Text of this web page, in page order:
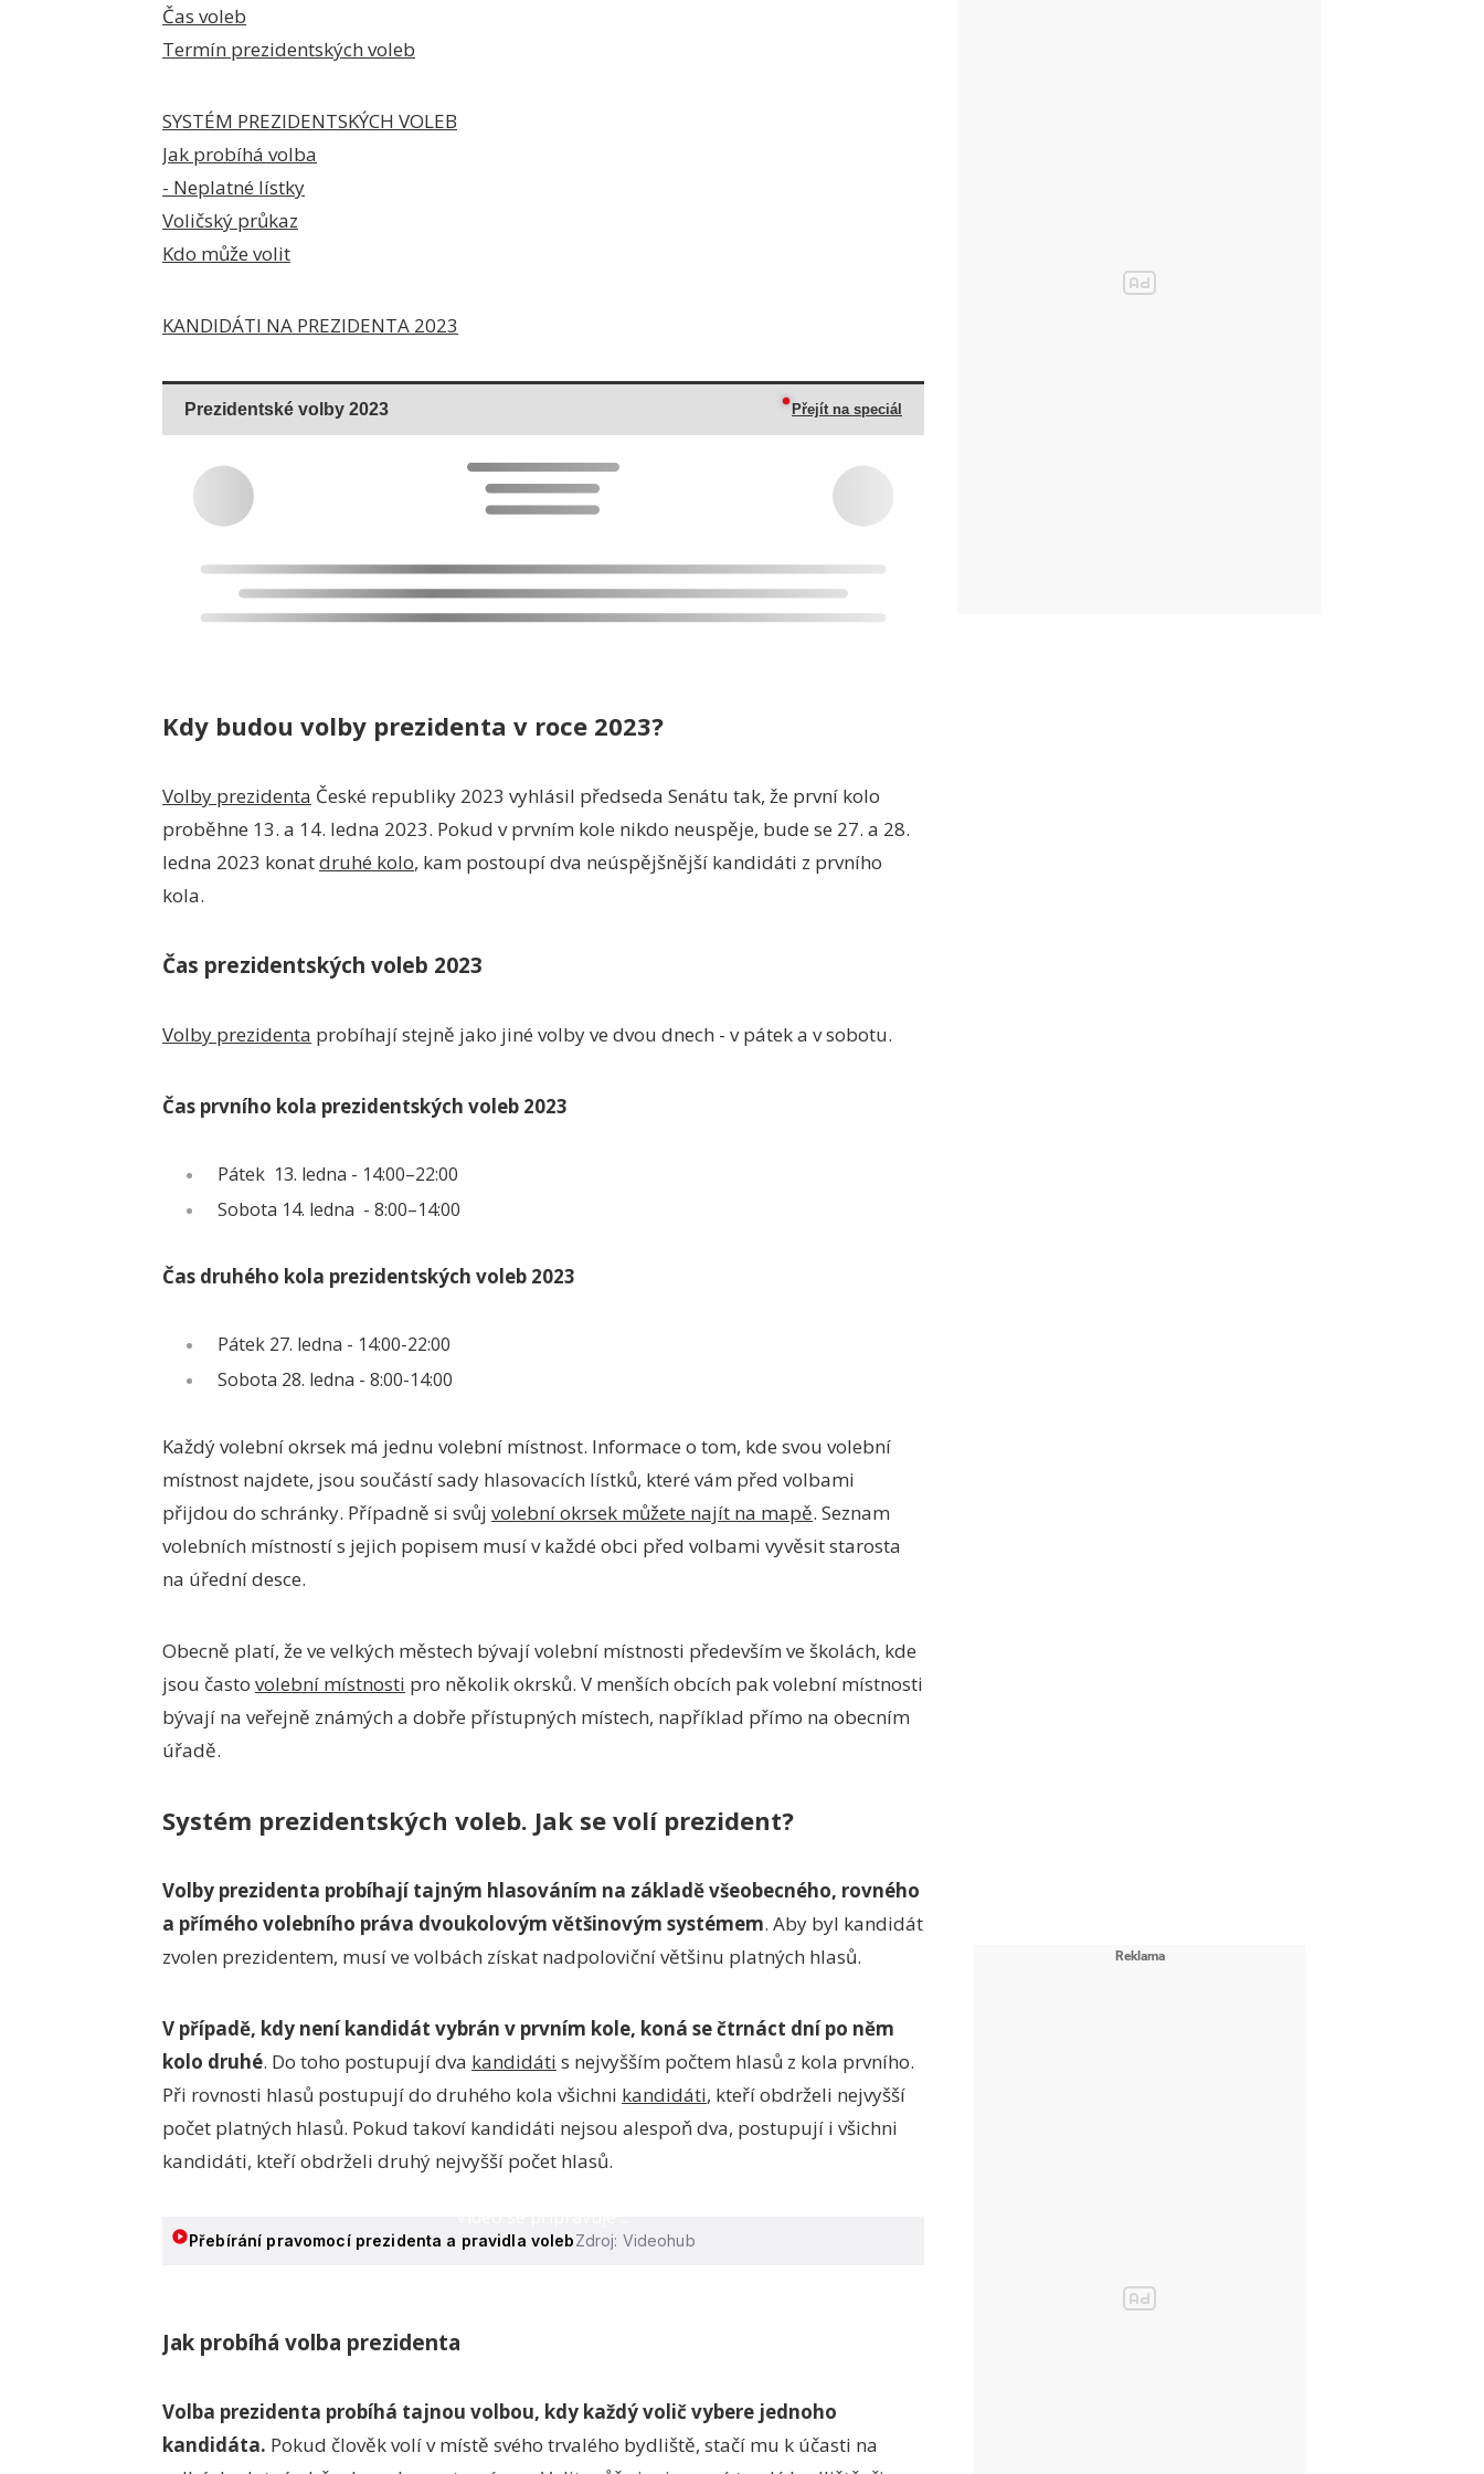
Čas voleb
Termín prezidentských voleb
SYSTÉM PREZIDENTSKÝCH VOLEB
Jak probíhá volba
- Neplatné lístky
Voličský průkaz
Kdo může volit
KANDIDÁTI NA PREZIDENTA 2023
Kdy budou volby prezidenta v roce 2023?
Volby prezidenta České republiky 2023 vyhlásil předseda Senátu tak, že první kolo
proběhne 13. a 14. ledna 2023. Pokud v prvním kole nikdo neuspěje, bude se 27. a 28.
ledna 2023 konatdruhé kolo, kam postoupí dva neúspějšnější kandidáti z prvního
kola.
Čas prezidentských voleb 2023
Volby prezidenta probíhají stejně jako jiné volby ve dvou dnech - v pátek a v sobotu.
Čas prvního kola prezidentských voleb 2023
Pátek 13. ledna - 14:00–22:00
Sobota 14. ledna - 8:00–14:00
Čas druhého kola prezidentských voleb 2023
Pátek 27. ledna - 14:00-22:00
Sobota 28. ledna - 8:00-14:00
Každý volební okrsek má jednu volební místnost. Informace o tom, kde svou volební
místnost najdete, jsou součástí sady hlasovacích lístků, které vám před volbami
přijdou do schránky. Případně si svůj volební okrsek můžete najít na mapě. Seznam
volebních místností s jejich popisem musí v každé obci před volbami vyvěsit starosta
na úřední desce.
Obecně platí, že ve velkých městech bývají volební místnosti především ve školách, kde
jsou často volební místnosti pro několik okrsků. V menších obcích pak volební místnosti
bývají na veřejně známých a dobře přístupných místech, například přímo na obecním
úřadě.
Systém prezidentských voleb. Jak se volí prezident?
Volby prezidenta probíhají tajným hlasováním na základě všeobecného, rovného
a přímého volebního práva dvoukolovým většinovým systémem. Aby byl kandidát
zvolen prezidentem, musí ve volbách získat nadpoloviční většinu platných hlasů.
V případě, kdy není kandidát vybrán v prvním kole, koná se čtrnáct dní po něm
kolo druhé. Do toho postupují dva kandidáti s nejvyšším počtem hlasů z kola prvního.
Při rovnosti hlasů postupují do druhého kola všichni kandidáti, kteří obdrželi nejvyšší
počet platných hlasů. Pokud takoví kandidáti nejsou alespoň dva, postupují i všichni
kandidáti, kteří obdrželi druhý nejvyšší počet hlasů.
Přebírání pravomocí prezidenta a pravidla volebZdroj: Videohub
Jak probíhá volba prezidenta
Volba prezidenta probíhá tajnou volbou, kdy každý volič vybere jednoho
kandidáta. Pokud člověk volí v místě svého trvalého bydliště, stačí mu k účasti na